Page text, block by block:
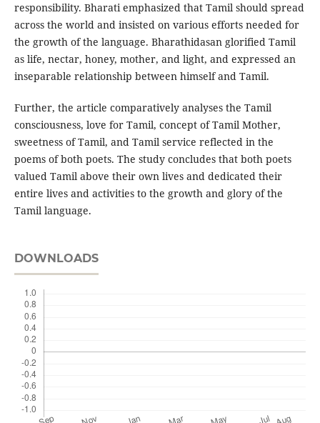
responsibility. Bharati emphasized that Tamil should spread
across the world and insisted on various efforts needed for
the growth of the language. Bharathidasan glorified Tamil
as life, nectar, honey, mother, and light, and expressed an
inseparable relationship between himself and Tamil.
Further, the article comparatively analyses the Tamil
consciousness, love for Tamil, concept of Tamil Mother,
sweetness of Tamil, and Tamil service reflected in the
poems of both poets. The study concludes that both poets
valued Tamil above their own lives and dedicated their
entire lives and activities to the growth and glory of the
Tamil language.
DOWNLOADS